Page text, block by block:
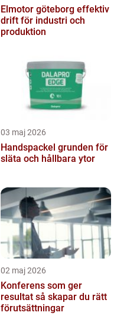
Elmotor göteborg effektiv
drift för industri och
produktion
03 maj 2026
Handspackel grunden för
släta och hållbara ytor
02 maj 2026
Konferens som ger
resultat så skapar du rätt
förutsättningar